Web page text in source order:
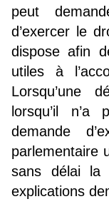
peut
d’exercer le
dispose afin
utiles à
Lorsqu’une
lorsqu’il
demande
parlementaire
sans délai la
explications